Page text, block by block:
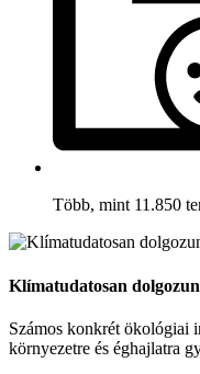
Több, mint 11.850
Klímatudatosan
Számos konkrét ökológiai
környezetre és éghajlatra